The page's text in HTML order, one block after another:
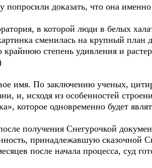
доказать, что она именно
в которой люди в белых
сменилась на крупный
крайнюю степень удивления и
имя. По заключению ученых,
и, исходя из особенностей
которое одновременно будет
получения Снегурочкой
принадлежавшую сказочной
после начала процесса,